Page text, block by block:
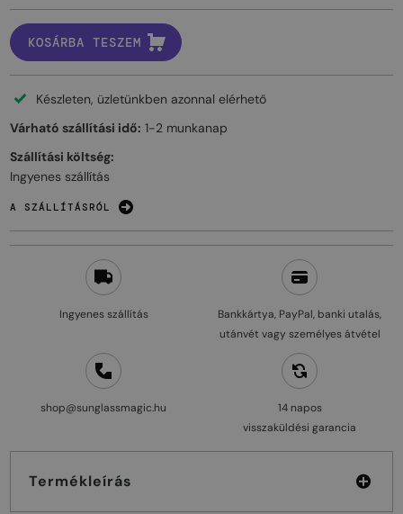
Ingyenes szállítás
Bankkártya, PayPal, banki utalás,
utánvét vagy személyes átvétel
shop@sunglassmagic.hu
14 napos
visszaküldési garancia
Termékleírás
KOSÁRBA TESZEM
Készleten, üzletünkben azonnal elérhető
Várható szállítási idő: 1-2 munkanap
Szállítási költség:
Ingyenes szállítás
A SZÁLLÍTÁSRÓL